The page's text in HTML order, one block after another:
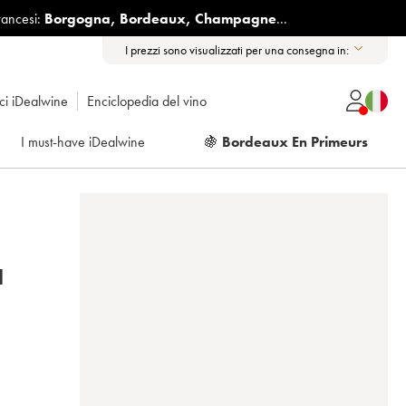
Borgogna, Bordeaux, Champagne...
I prezzi sono visualizzati per una consegna in:
iDealwine Enciclopedia del vino
I must-have iDealwine 🍇 Bordeaux En Primeurs